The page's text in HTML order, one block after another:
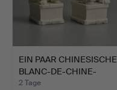
EIN PAAR CHINESISCHE
BLANC-DE-CHINE-
FOHUND…
2 Tage